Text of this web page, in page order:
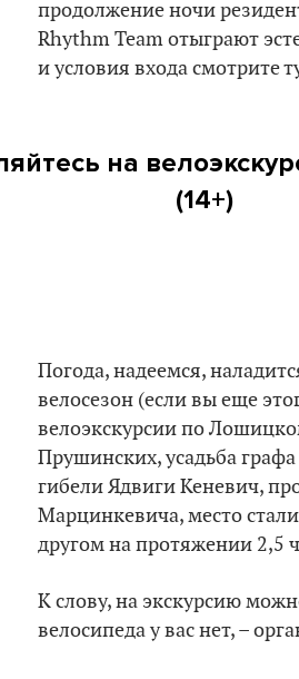
продолжение ночи
Rhythm Team отыграют
и условия входа смотрите
на
(14+)
Погода, надеемся,
велосезон (если вы еще
велоэкскурсии по
Прушинских, усадьба
гибели Ядвиги Кеневич,
Марцинкевича, место
другом на протяжении 2,5
К слову, на экскурсию
велосипеда у вас нет, –